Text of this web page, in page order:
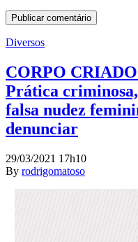
Diversos
CORPO
Prática criminosa,
falsa nudez
denunciar
29/03/2021 17h10
By rodrigomatoso